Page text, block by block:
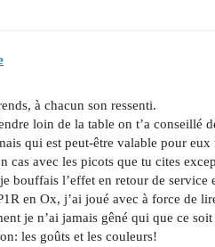
à chacun son ressenti.
loin de la table on t’a conseillé
qui est peut-être valable pour eux
cas avec les picots que tu cites
bouffais l’effet en retour de service
en Ox, j’ai joué avec à force de
je n’ai jamais gêné qui que ce
les goûts et les couleurs!